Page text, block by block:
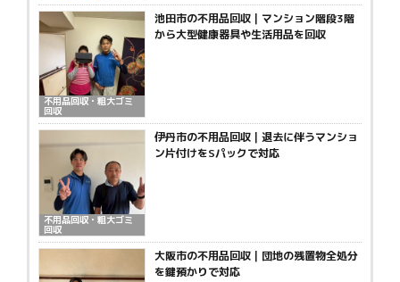
不用品回収・粗大ゴミ
回収
池田市の不用品回収｜マンション階段3階
から大型健康器具や生活用品を回収
不用品回収・粗大ゴミ
回収
伊丹市の不用品回収｜退去に伴うマンショ
ン片付けをSパックで対応
大阪市の不用品回収｜団地の残置物全処分
を鍵預かりで対応